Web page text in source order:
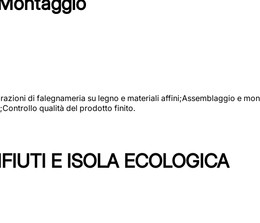
di falegnameria su legno e materiali affini;Assemblaggio e
qualità del prodotto finito.
E ISOLA ECOLOGICA